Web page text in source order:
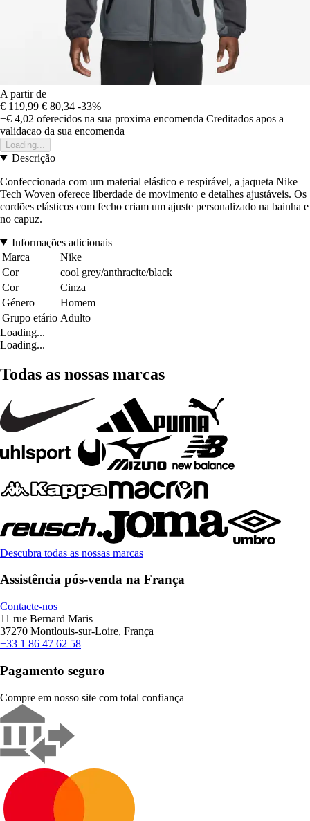
A partir de
€ 119,99 € 80,34 -33%
+€ 4,02 oferecidos na sua proxima encomenda Creditados apos a
validacao da sua encomenda
Loading...
Descrição
Confeccionada com um material elástico e respirável, a jaqueta Nike
Tech Woven oferece liberdade de movimento e detalhes ajustáveis. Os
cordões elásticos com fecho criam um ajuste personalizado na bainha e
no capuz.
Informações adicionais
Marca
Nike
Cor
cool grey/anthracite/black
Cor
Cinza
Género
Homem
Grupo etário Adulto
Loading...
Loading...
Todas as nossas marcas
Descubra todas as nossas marcas
Assistência pós-venda na França
Contacte-nos
11 rue Bernard Maris
37270 Montlouis-sur-Loire, França
+33 1 86 47 62 58
Pagamento seguro
Compre em nosso site com total confiança